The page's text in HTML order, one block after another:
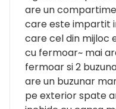
are un
care este impartit
care cel din mijloc
cu fermoar~ mai
fermoar si 2
are un buzunar
pe exterior spate